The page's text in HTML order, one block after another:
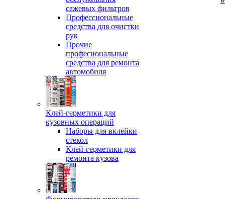
сажевых фильтров
Профессиональные
средства для очистки
рук
Прочие
професиональные
средства для ремонта
автомобиля
Клей-герметики для
кузовных операций
Наборы для вклейки
стекол
Клей-герметики для
ремонта кузова